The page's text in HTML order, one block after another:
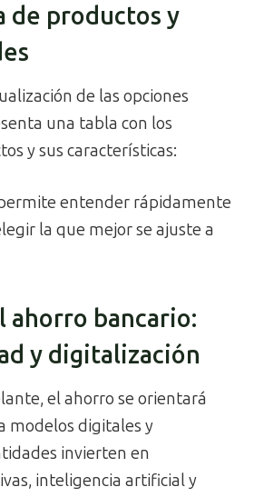
de productos y
de las opciones
una tabla con los
y sus características:
entender rápidamente
la que mejor se ajuste a
ahorro bancario:
y digitalización
el ahorro se orientará
modelos digitales y
invierten en
inteligencia artificial y